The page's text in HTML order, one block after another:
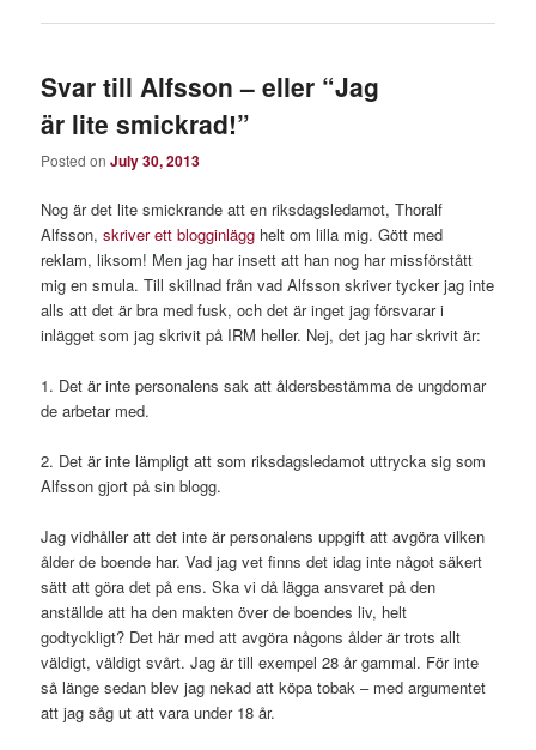
Svar till Alfsson – eller “Jag
är lite smickrad!”
Posted onJuly 30, 2013
Nog är det lite smickrande att en riksdagsledamot, Thoralf
Alfsson,skriver ett blogginlägg helt om lilla mig. Gött med
reklam, liksom! Men jag har insett att han nog har missförstått
mig en smula. Till skillnad från vad Alfsson skriver tycker jag inte
alls att det är bra med fusk, och det är inget jag försvarar i
inlägget som jag skrivit på IRM heller. Nej, det jag har skrivit är:
1. Det är inte personalens sak att åldersbestämma de ungdomar
de arbetar med.
2. Det är inte lämpligt att som riksdagsledamot uttrycka sig som
Alfsson gjort på sin blogg.
Jag vidhåller att det inte är personalens uppgift att avgöra vilken
ålder de boende har. Vad jag vet finns det idag inte något säkert
sätt att göra det på ens. Ska vi då lägga ansvaret på den
anställde att ha den makten över de boendes liv, helt
godtyckligt? Det här med att avgöra någons ålder är trots allt
väldigt, väldigt svårt. Jag är till exempel 28 år gammal. För inte
så länge sedan blev jag nekad att köpa tobak – med argumentet
att jag såg ut att vara under 18 år.